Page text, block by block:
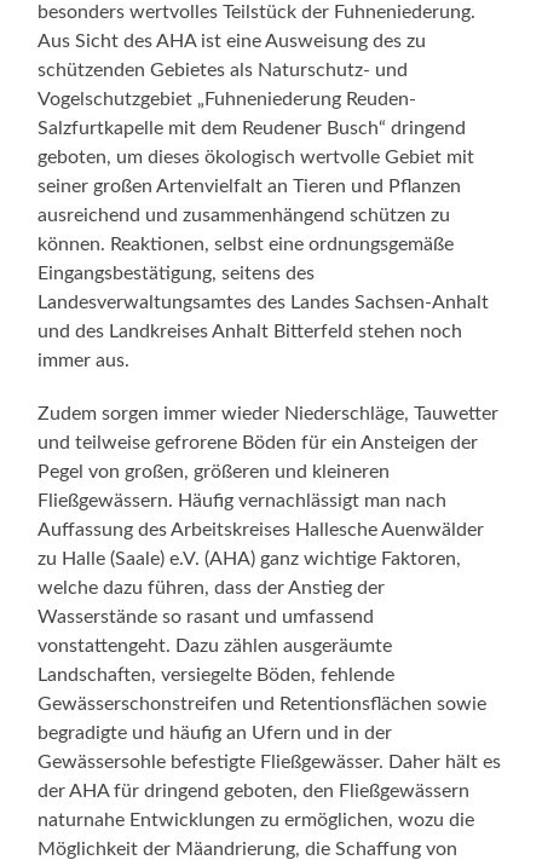
besonders wertvolles Teilstück der Fuhneniederung.
Aus Sicht des AHA ist eine Ausweisung des zu
schützenden Gebietes als Naturschutz- und
Vogelschutzgebiet „Fuhneniederung Reuden-
Salzfurtkapelle mit dem Reudener Busch“ dringend
geboten, um dieses ökologisch wertvolle Gebiet mit
seiner großen Artenvielfalt an Tieren und Pflanzen
ausreichend und zusammenhängend schützen zu
können. Reaktionen, selbst eine ordnungsgemäße
Eingangsbestätigung, seitens des
Landesverwaltungsamtes des Landes Sachsen-Anhalt
und des Landkreises Anhalt Bitterfeld stehen noch
immer aus.
Zudem sorgen immer wieder Niederschläge, Tauwetter
und teilweise gefrorene Böden für ein Ansteigen der
Pegel von großen, größeren und kleineren
Fließgewässern. Häufig vernachlässigt man nach
Auffassung des Arbeitskreises Hallesche Auenwälder
zu Halle (Saale) e.V. (AHA) ganz wichtige Faktoren,
welche dazu führen, dass der Anstieg der
Wasserstände so rasant und umfassend
vonstattengeht. Dazu zählen ausgeräumte
Landschaften, versiegelte Böden, fehlende
Gewässerschonstreifen und Retentionsflächen sowie
begradigte und häufig an Ufern und in der
Gewässersohle befestigte Fließgewässer. Daher hält es
der AHA für dringend geboten, den Fließgewässern
naturnahe Entwicklungen zu ermöglichen, wozu die
Möglichkeit der Mäandrierung, die Schaffung von